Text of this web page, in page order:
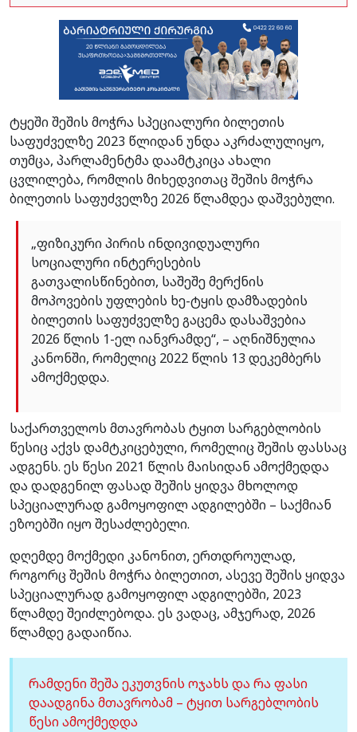
ტყეში შეშის მოჭრა სპეციალური ბილეთის
საფუძველზე 2023 წლიდან უნდა აკრძალულიყო,
თუმცა, პარლამენტმა დაამტკიცა ახალი
ცვლილება, რომლის მიხედვითაც შეშის მოჭრა
ბილეთის საფუძველზე 2026 წლამდეა დაშვებული.
„ფიზიკური პირის ინდივიდუალური
სოციალური ინტერესების
გათვალისწინებით, საშეშე მერქნის
მოპოვების უფლების ხე-ტყის დამზადების
ბილეთის საფუძველზე გაცემა დასაშვებია
2026 წლის 1-ელ იანვრამდე“, – აღნიშნულია
კანონში, რომელიც 2022 წლის 13 დეკემბერს
ამოქმედდა.
საქართველოს მთავრობას ტყით სარგებლობის
წესიც აქვს დამტკიცებული, რომელიც შეშის ფასსაც
ადგენს. ეს წესი 2021 წლის მაისიდან ამოქმედდა
და დადგენილ ფასად შეშის ყიდვა მხოლოდ
სპეციალურად გამოყოფილ ადგილებში – საქმიან
ეზოებში იყო შესაძლებელი.
დღემდე მოქმედი კანონით, ერთდროულად,
როგორც შეშის მოჭრა ბილეთით, ასევე შეშის ყიდვა
სპეციალურად გამოყოფილ ადგილებში, 2023
წლამდე შეიძლებოდა. ეს ვადაც, ამჯერად, 2026
წლამდე გადაიწია.
რამდენი შეშა ეკუთვნის ოჯახს და რა ფასი
დაადგინა მთავრობამ – ტყით სარგებლობის
წესი ამოქმედდა